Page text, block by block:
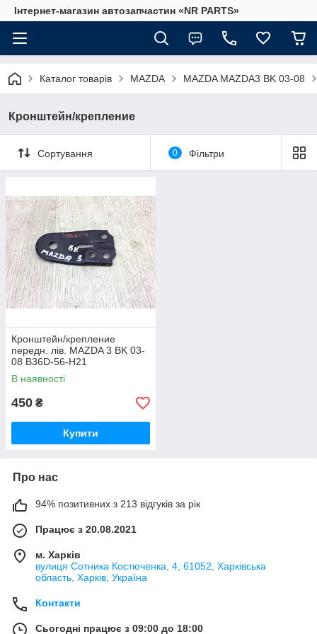
Інтернет-магазин автозапчастин «NR PARTS»
Каталог товарів MAZDA MAZDA MAZDA3 BK 03-08
Кронштейн/крепление
Сортування 0 Фільтри
Кронштейн/крепление
передн. лів. MAZDA 3 BK 03-
08 B36D-56-H21
В наявності
450 ₴
Купити
Про нас
94% позитивних з 213 відгуків за рік
Працює з 20.08.2021
м. Харків
вулиця Сотника Костюченка, 4, 61052, Харківська
область, Харків, Україна
Контакти
Сьогодні працює з 09:00 до 18:00